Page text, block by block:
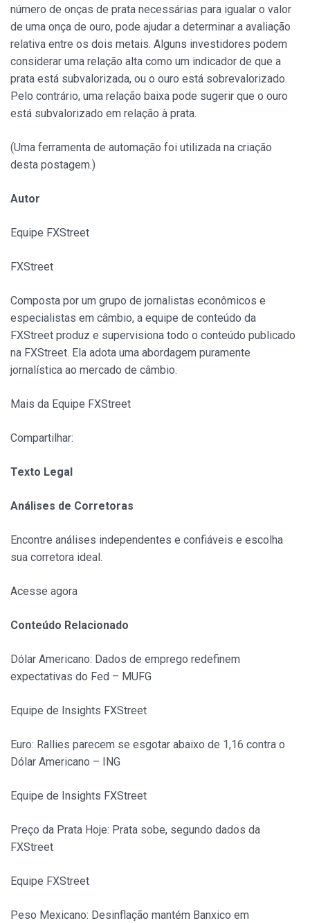
número de onças de prata necessárias para igualar o valor
de uma onça de ouro, pode ajudar a determinar a avaliação
relativa entre os dois metais. Alguns investidores podem
considerar uma relação alta como um indicador de que a
prata está subvalorizada, ou o ouro está sobrevalorizado.
Pelo contrário, uma relação baixa pode sugerir que o ouro
está subvalorizado em relação à prata.
(Uma ferramenta de automação foi utilizada na criação
desta postagem.)
Autor
Equipe FXStreet
FXStreet
Composta por um grupo de jornalistas econômicos e
especialistas em câmbio, a equipe de conteúdo da
FXStreet produz e supervisiona todo o conteúdo publicado
na FXStreet. Ela adota uma abordagem puramente
jornalística ao mercado de câmbio.
Mais da Equipe FXStreet
Compartilhar:
Texto Legal
Análises de Corretoras
Encontre análises independentes e confiáveis e escolha
sua corretora ideal.
Acesse agora
Conteúdo Relacionado
Dólar Americano: Dados de emprego redefinem
expectativas do Fed – MUFG
Equipe de Insights FXStreet
Euro: Rallies parecem se esgotar abaixo de 1,16 contra o
Dólar Americano – ING
Equipe de Insights FXStreet
Preço da Prata Hoje: Prata sobe, segundo dados da
FXStreet
Equipe FXStreet
Peso Mexicano: Desinflação mantém Banxico em